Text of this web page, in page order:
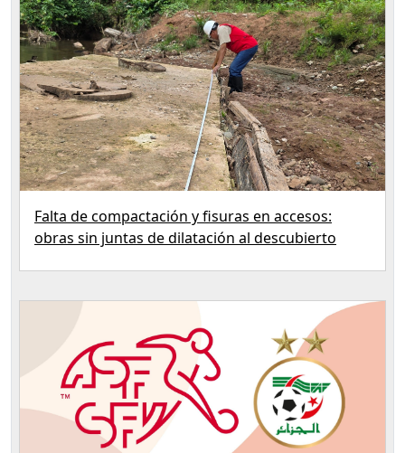
Falta de compactación y fisuras en accesos:
obras sin juntas de dilatación al descubierto